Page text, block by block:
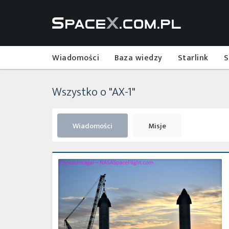
Wiadomości Baza wiedzy Starlink
Wszystko o "AX-1"
Wiadomości Misje
Najbliższe
luty
2021